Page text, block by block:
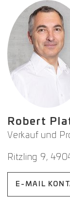
Robert
Verkauf und
Ritzling 9,
E-MAIL